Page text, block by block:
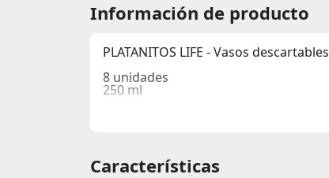
Información de producto
PLATANITOS LIFE - Vasos descartables
8 unidades
250 ml
Características